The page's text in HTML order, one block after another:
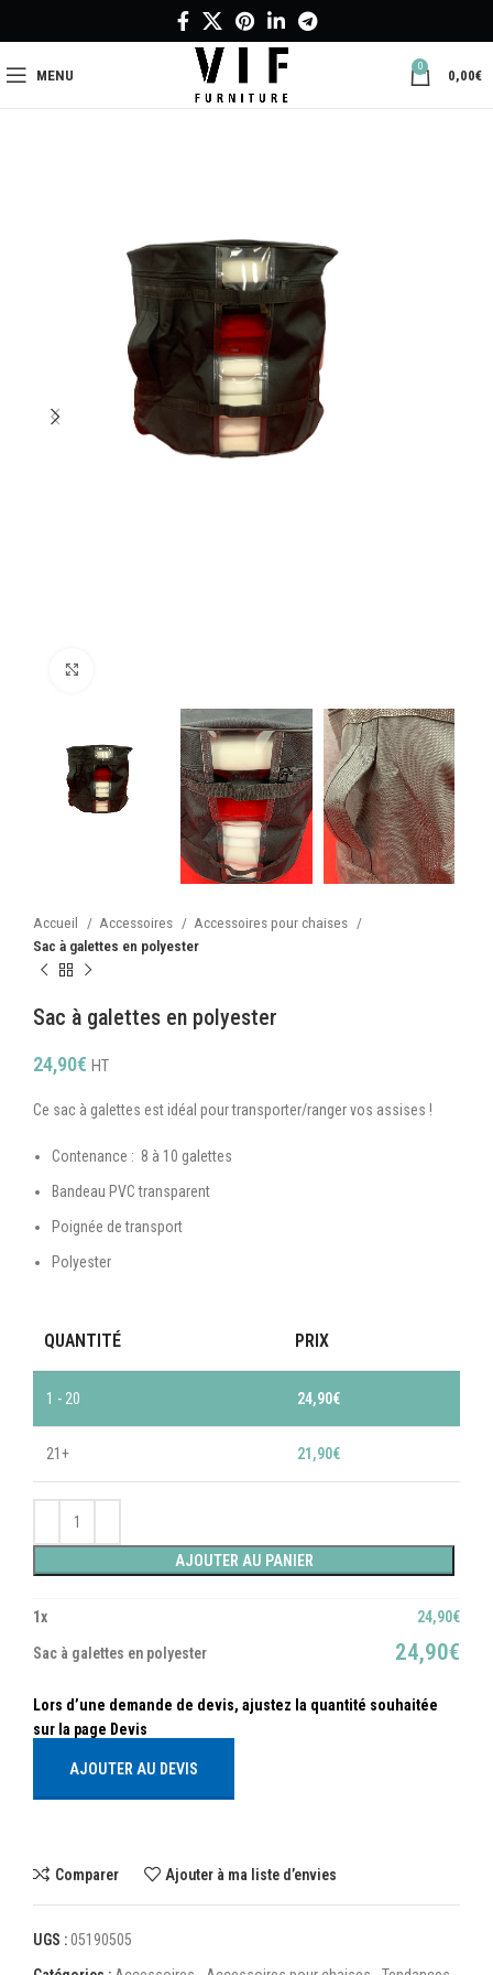
MENU
0
0,00€
Accueil Accessoires
Accessoires pour chaises
Sac à galettes en polyester
Sac à galettes en polyester
24,90€ HT
Ce sac à galettes est idéal pour transporter/ranger vos assises !
Contenance : 8 à 10 galettes
Bandeau PVC transparent
Poignée de transport
Polyester
QUANTITÉ PRIX
1 - 20 24,90€
21+ 21,90€
AJOUTER AU PANIER
1x 24,90€
Sac à galettes en polyester 24,90€
AJOUTER AU DEVIS
Comparer Ajouter à ma liste d’envies
UGS :05190505